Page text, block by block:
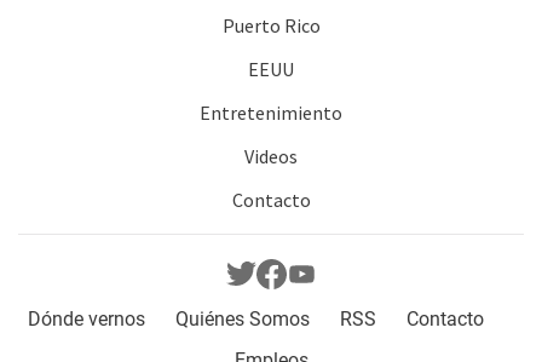
Puerto Rico
EEUU
Entretenimiento
Videos
Contacto
Dónde vernos Quiénes Somos RSS
Contacto